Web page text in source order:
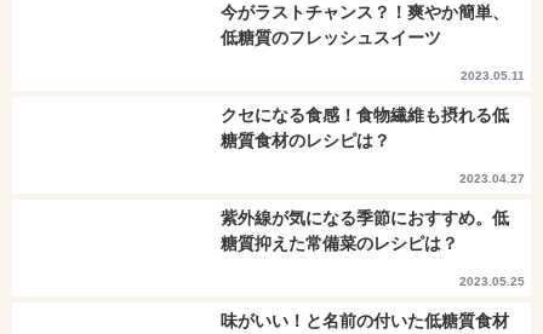
今がラストチャンス？！爽やか簡単、
低糖質のフレッシュスイーツ
2023.05.11
クセになる食感！食物繊維も摂れる低
糖質食材のレシピは？
2023.04.27
紫外線が気になる季節におすすめ。低
糖質抑えた常備菜のレシピは？
2023.05.25
味がいい！と名前の付いた低糖質食材